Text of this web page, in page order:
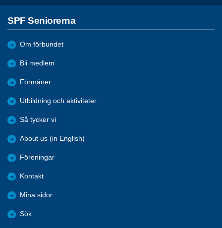
SPF Seniorerna
Om förbundet
Bli medlem
Förmåner
Utbildning och aktiviteter
Så tycker vi
About us (in English)
Föreningar
Kontakt
Mina sidor
Sök